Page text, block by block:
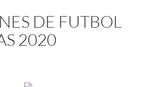
DE FUTBOL
2020